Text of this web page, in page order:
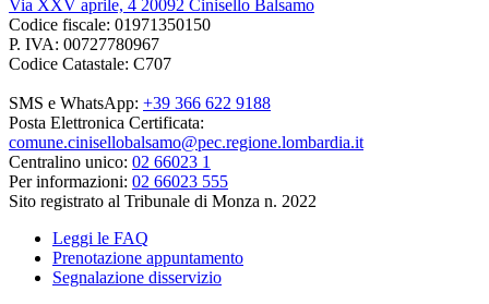
Via XXV aprile, 4 20092 Cinisello Balsamo
Codice fiscale: 01971350150
P. IVA: 00727780967
Codice Catastale: C707
SMS e WhatsApp: +39 366 622 9188
Posta Elettronica Certificata:
comune.cinisellobalsamo@pec.regione.lombardia.it
Centralino unico: 02 66023 1
Per informazioni: 02 66023 555
Sito registrato al Tribunale di Monza n. 2022
Leggi le FAQ
Prenotazione appuntamento
Segnalazione disservizio